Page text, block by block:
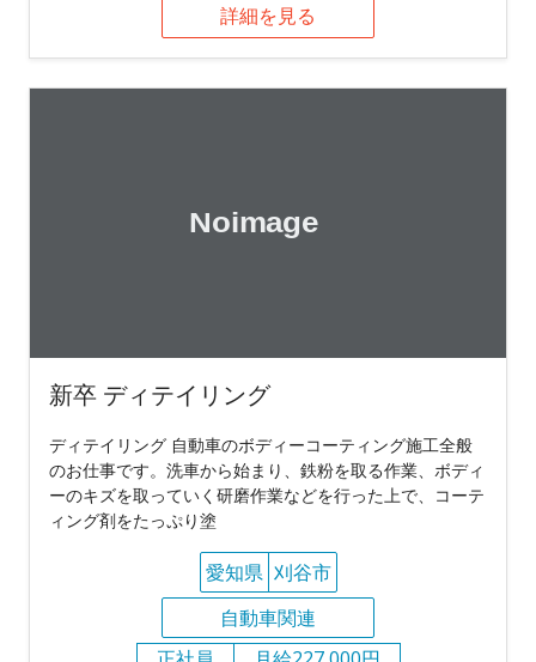
詳細を見る
新卒 ディテイリング
ディテイリング 自動車のボディーコーティング施工全般
のお仕事です。洗車から始まり、鉄粉を取る作業、ボディ
ーのキズを取っていく研磨作業などを行った上で、コーテ
ィング剤をたっぷり塗
愛知県 刈谷市
自動車関連